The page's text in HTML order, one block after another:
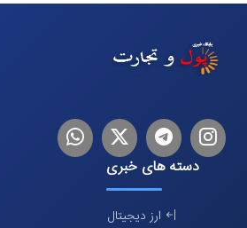
اینستاگرام
تلگرام توییترلینکدین
دسته های خبری
ارز دیجیتال